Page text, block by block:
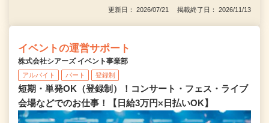
更新日： 2026/07/21 掲載終了日： 2026/11/13
イベントの運営サポート
株式会社シアーズ イベント事業部
アルバイト パート 登録制
短期・単発OK（登録制）！コンサート・フェス・ライブ
会場などでのお仕事！【日給3万円×日払いOK】